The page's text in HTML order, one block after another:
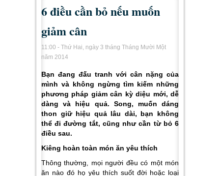
6 điều cần bỏ nếu muốn
giảm cân
11:00 - Thứ Hai, ngày 3 tháng Tháng Mười Một
năm 2014
Bạn đang đấu tranh với cân nặng của
mình và không ngừng tìm kiếm những
phương pháp giảm cân kỳ diệu mới, dễ
dàng và hiệu quả. Song, muốn dáng
thon giữ hiệu quả lâu dài, bạn không
thể đi đường tắt, cũng như cần từ bỏ 6
điều sau.
Kiêng hoàn toàn món ăn yêu thích
Thông thường, mọi người đều có một món
ăn nào đó họ yêu thích suốt đời hoặc loại